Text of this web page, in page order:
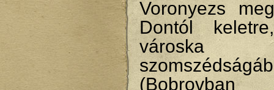
Voronyezs
Dontól
városka
(Bobrovban